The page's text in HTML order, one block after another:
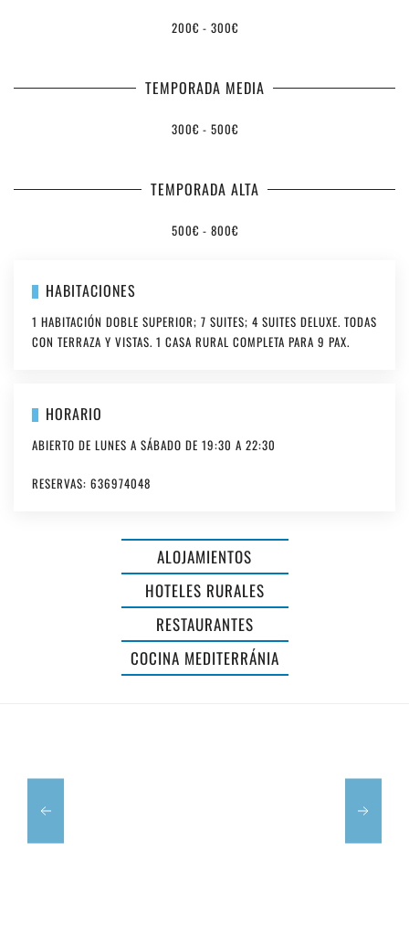
200€ - 300€
TEMPORADA MEDIA
300€ - 500€
TEMPORADA ALTA
500€ - 800€
HABITACIONES
1 HABITACIÓN DOBLE SUPERIOR; 7 SUITES; 4 SUITES DELUXE. TODAS
CON TERRAZA Y VISTAS. 1 CASA RURAL COMPLETA PARA 9 PAX.
HORARIO
ABIERTO DE LUNES A SÁBADO DE 19:30 A 22:30
RESERVAS: 636974048
ALOJAMIENTOS
HOTELES RURALES
RESTAURANTES
COCINA MEDITERRÁNIA
AGROTURISMO
RESTAURANTE
LLUCASALDENT
GRAN
ADULTS